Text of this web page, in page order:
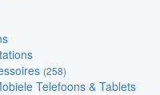
(258)
Telefoons & Tablets